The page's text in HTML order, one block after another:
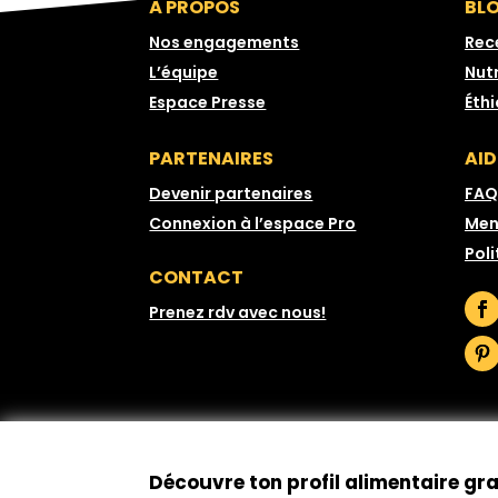
À PROPOS
Nos engagements
L’équipe
Espace Presse
PARTENAIRES
Devenir partenaires
Connexion à l’espace Pro
FAQ
CONTACT
Prenez rdv avec nous!
Découvre ton profil alimentaire